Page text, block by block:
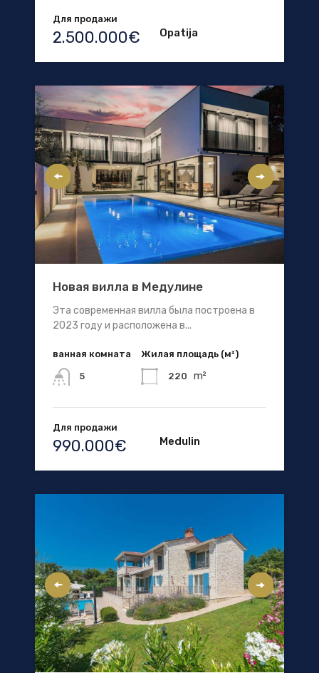
Для продажи
2.500.000€ Opatija
Новая вилла в Медулине
Эта современная вилла была построена в
2023 году и расположена в...
ванная комната
5
Жилая площадь (м²)
220 m²
Для продажи
990.000€ Medulin